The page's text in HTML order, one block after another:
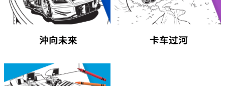
手工艺，文具，蜡笔，泥胶，画板
娃娃，芭比，收藏公仔
电子玩具